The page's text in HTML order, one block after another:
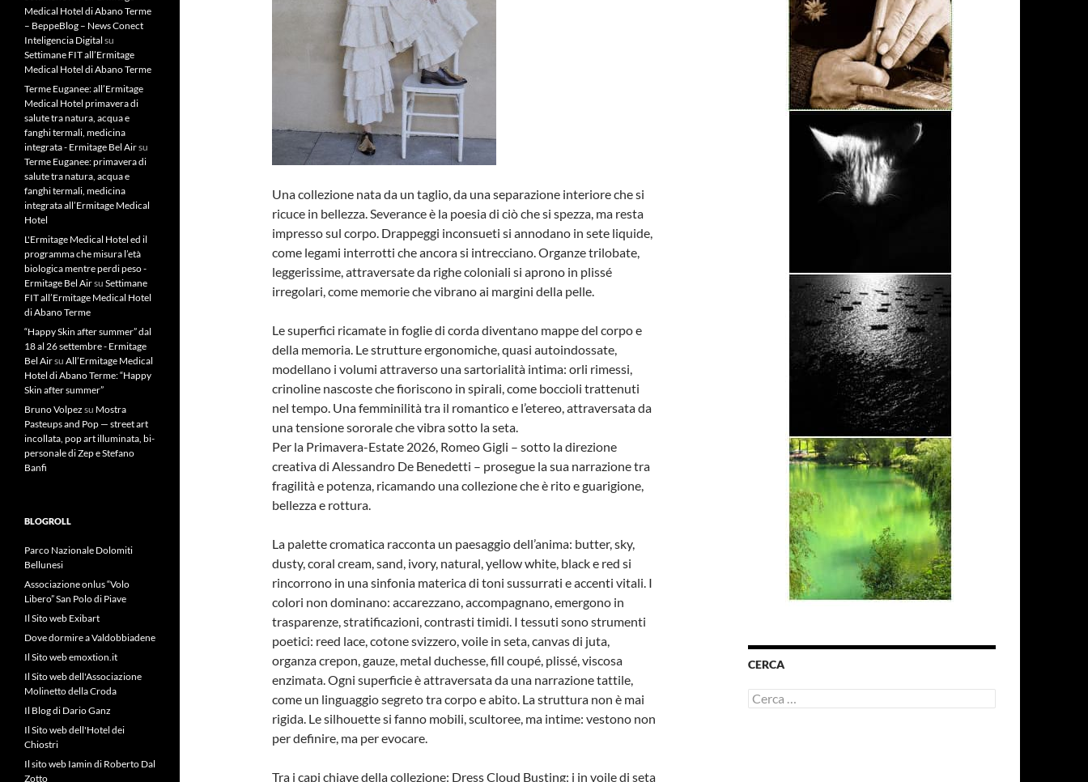
Una collezione nata da un taglio, da una separazione interiore che si
ricuce in bellezza. Severance è la poesia di ciò che si spezza, ma resta
impresso sul corpo. Drappeggi inconsueti si annodano in sete liquide,
come legami interrotti che ancora si intrecciano. Organze trilobate,
leggerissime, attraversate da righe coloniali si aprono in plissé
irregolari, come memorie che vibrano ai margini della pelle.
Le superfici ricamate in foglie di corda diventano mappe del corpo e
della memoria. Le strutture ergonomiche, quasi autoindossate,
modellano i volumi attraverso una sartorialità intima: orli rimessi,
crinoline nascoste che fioriscono in spirali, come boccioli trattenuti
nel tempo. Una femminilità tra il romantico e l’etereo, attraversata da
una tensione sororale che vibra sotto la seta.
Per la Primavera-Estate 2026, Romeo Gigli – sotto la direzione
creativa di Alessandro De Benedetti – prosegue la sua narrazione tra
fragilità e potenza, ricamando una collezione che è rito e guarigione,
bellezza e rottura.
La palette cromatica racconta un paesaggio dell’anima: butter, sky,
dusty, coral cream, sand, ivory, natural, yellow white, black e red si
rincorrono in una sinfonia materica di toni sussurrati e accenti vitali. I
colori non dominano: accarezzano, accompagnano, emergono in
trasparenze, stratificazioni, contrasti timidi. I tessuti sono strumenti
poetici: reed lace, cotone svizzero, voile in seta, canvas di juta,
organza crepon, gauze, metal duchesse, fill coupé, plissé, viscosa
enzimata. Ogni superficie è attraversata da una narrazione tattile,
come un linguaggio segreto tra corpo e abito. La struttura non è mai
rigida. Le silhouette si fanno mobili, scultoree, ma intime: vestono non
per definire, ma per evocare.
Tra i capi chiave della collezione: Dress Cloud Busting: i in voile di seta
CERCA
Ricerca
per:
Medical Hotel di Abano Terme
– BeppeBlog – News Conect
Inteligencia Digital su
Settimane FIT all’Ermitage
Medical Hotel di Abano Terme
Terme Euganee: all’Ermitage
Medical Hotel primavera di
salute tra natura, acqua e
fanghi termali, medicina
integrata - Ermitage Bel Airsu
Terme Euganee: primavera di
salute tra natura, acqua e
fanghi termali, medicina
integrata all’Ermitage Medical
Hotel
L'Ermitage Medical Hotel ed il
programma che misura l’età
biologica mentre perdi peso -
Ermitage Bel Airsu Settimane
FIT all’Ermitage Medical Hotel
di Abano Terme
“Happy Skin after summer” dal
18 al 26 settembre - Ermitage
Bel Airsu All’Ermitage Medical
Hotel di Abano Terme: “Happy
Skin after summer”
Bruno Volpez su Mostra
Pasteups and Pop — street art
incollata, pop art illuminata, bi-
personale di Zep e Stefano
Banfi
BLOGROLL
Parco Nazionale Dolomiti
Bellunesi
Associazione onlus “Volo
Libero” San Polo di Piave
Il Sito web Exibart
Dove dormire a Valdobbiadene
Il Sito web emoxtion.it
Il Sito web dell'Associazione
Molinetto della Croda
Il Blog di Dario Ganz
Il Sito web dell'Hotel dei
Chiostri
Il sito web Iamin di Roberto Dal
Zotto